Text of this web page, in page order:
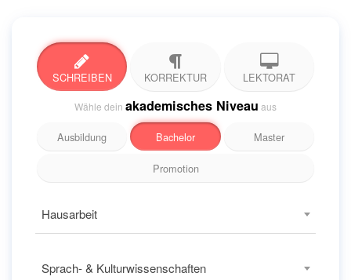
SCHREIBEN KORREKTUR LEKTORAT
Wähle dein akademisches Niveau aus
Ausbildung Bachelor Master
Promotion
Hausarbeit
Sprach- & Kulturwissenschaften